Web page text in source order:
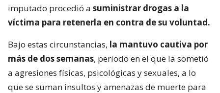
imputado procedió a suministrar drogas a la
víctima para retenerla en contra de su voluntad.
Bajo estas circunstancias, la mantuvo cautiva por
más de dos semanas, periodo en el que la sometió
a agresiones físicas, psicológicas y sexuales, a lo
que se suman insultos y amenazas de muerte para